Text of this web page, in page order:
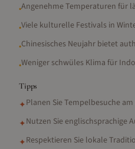
•Angenehme Temperaturen für
•Viele kulturelle Festivals in
•Chinesisches Neujahr bietet
•Weniger schwüles Klima für
Tipps
✦Planen Sie Tempelbesuche
✦Nutzen Sie englischsprachige
✦Respektieren Sie lokale